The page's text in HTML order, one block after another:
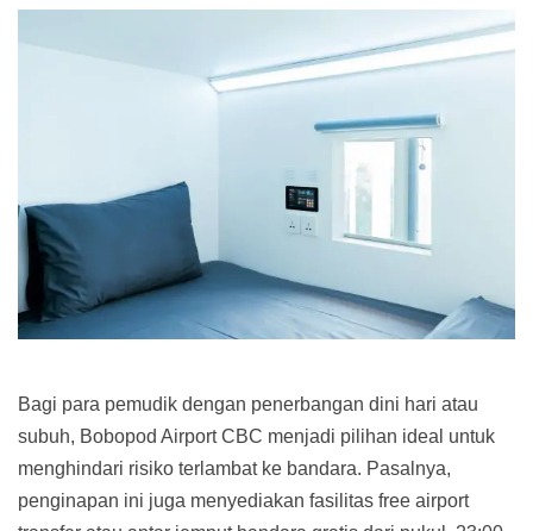
Bagi para pemudik dengan penerbangan dini hari atau
subuh, Bobopod Airport CBC menjadi pilihan ideal untuk
menghindari risiko terlambat ke bandara. Pasalnya,
penginapan ini juga menyediakan fasilitas free airport